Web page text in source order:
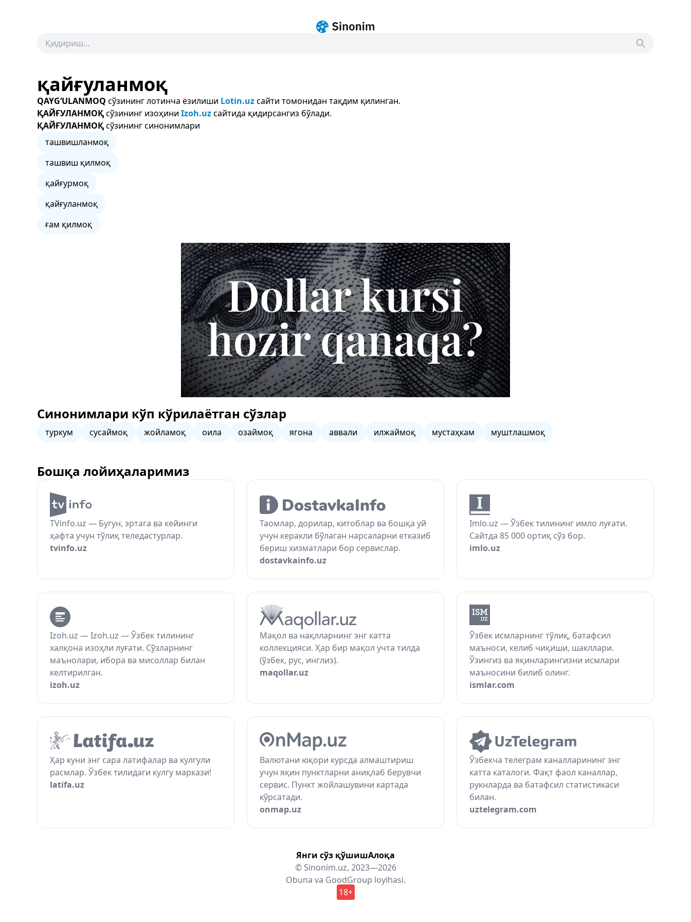
қайғуланмоқ
QAYG‘ULANMOQ сўзининг лотинча ёзилиши Lotin.uzсайти томонидан тақдим қилинган.
ҚАЙҒУЛАНМОҚсўзининг изоҳини Izoh.uzсайтида қидирсангиз бўлади.
ҚАЙҒУЛАНМОҚсўзининг синонимлари
ташвишланмоқ
ташвиш қилмоқ
қайғурмоқ
қайғуланмоқ
ғам қилмоқ
Синонимлари кўп кўрилаётган сўзлар
туркум сусаймоқ жойламоқ оила озаймоқ ягона аввали илжаймоқ мустаҳкам муштлашмоқ
Бошқа лойиҳаларимиз
TVinfo.uz — Бугун, эртага ва кейинги
ҳафта учун тўлиқ теледастурлар.
tvinfo.uz
Таомлар, дорилар, китоблар ва бошқа уй
учун керакли бўлаган нарсаларни етказиб
бериш хизматлари бор сервислар.
dostavkainfo.uz
Imlo.uz — Ўзбек тилининг имло луғати.
Сайтда 85 000 ортиқ сўз бор.
imlo.uz
Izoh.uz — Izoh.uz — Ўзбек тилининг
халқона изоҳли луғати. Сўзларнинг
маънолари, ибора ва мисоллар билан
келтирилган.
izoh.uz
Мақол ва нақлларнинг энг катта
коллекцияси. Ҳар бир мақол учта тилда
(ўзбек, рус, инглиз).
maqollar.uz
Ўзбек исмларнинг тўлиқ, батафсил
маъноси, келиб чиқиши, шакллари.
Ўзингиз ва яқинларингизни исмлари
маъносини билиб олинг.
ismlar.com
Ҳар куни энг сара латифалар ва кулгули
расмлар. Ўзбек тилидаги кулгу маркази!
latifa.uz
Валютани юқори курсда алмаштириш
учун яқин пунктларни аниқлаб берувчи
сервис. Пункт жойлашувини картада
кўрсатади.
onmap.uz
Ўзбекча телеграм каналларининг энг
катта каталоги. Фақт фаол каналлар,
рукнларда ва батафсил статистикаси
билан.
uztelegram.com
Янги сўз қўшишАлоқа
© Sinonim.uz, 2023—2026
Obuna va GoodGroup loyihasi.
18+